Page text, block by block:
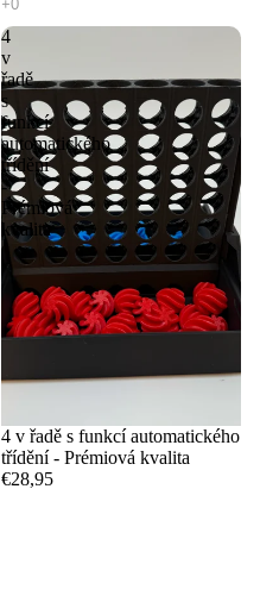
4
v
řadě
s
funkcí
automatického
třídění
-
Prémiová
kvalita
4 v řadě s funkcí automatického
třídění - Prémiová kvalita
€28,95